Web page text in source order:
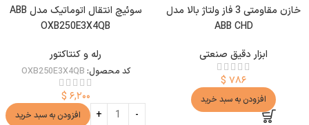
خازن مقاومتی 3 فاز ولتاژ بالا مدل
ABB CHD
ابزار دقیق صنعتی
$ ۷۸۶
افزودن به سبد خرید
سوئیچ انتقال اتوماتیک مدل ABB
OXB250E3X4QB
رله و کنتاکتور
کد محصول: OXB250E3X4QB
$ ۶,۲۰۰
افزودن به سبد خرید